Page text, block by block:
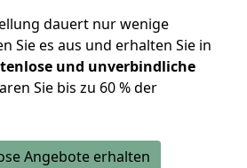
dauert nur wenige
Sie es aus und erhalten Sie in
und unverbindliche
Sie bis zu 60 % der
Angebote erhalten